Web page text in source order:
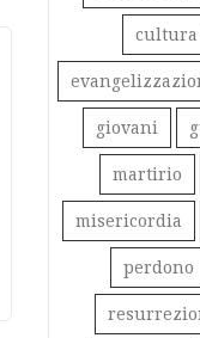
cultura
giovani
martirio
misericordia
perdono